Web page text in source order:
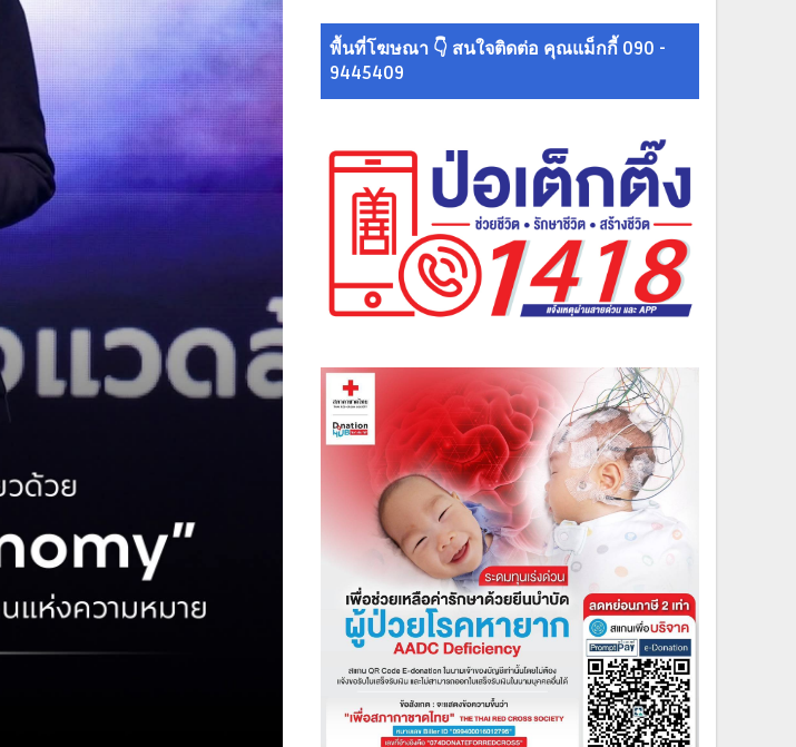
พื้นที่โฆษณา 👇 สนใจติดต่อ คุณแม็กกี้ 090 -
9445409